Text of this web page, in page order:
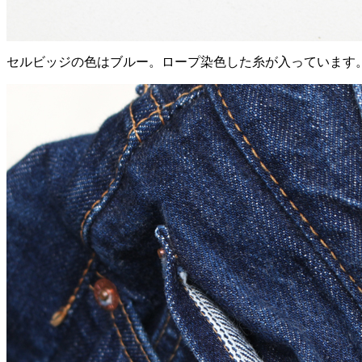
セルビッジの色はブルー。ロープ染色した糸が入っています